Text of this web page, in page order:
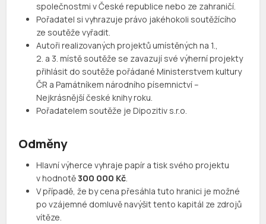
společnostmi v České republice nebo ze zahraničí.
Pořadatel si vyhrazuje právo jakéhokoli soutěžícího
ze soutěže vyřadit.
Autoři realizovaných projektů umístěných na 1.,
2. a 3. místě soutěže se zavazují své výherní projekty
přihlásit do soutěže pořádané Ministerstvem kultury
ČR a Památníkem národního písemnictví –
Nejkrásnější české knihy roku.
Pořadatelem soutěže je Dipozitiv s.r.o.
Odměny
Hlavní výherce vyhraje papír a tisk svého projektu
v hodnotě300 000 Kč.
V případě, že by cena přesáhla tuto hranici je možné
po vzájemné domluvě navýšit tento kapitál ze zdrojů
vítěze.